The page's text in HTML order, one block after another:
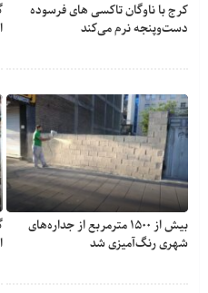
کرج با ناوگان تاکسی های فرسوده
دست‌وپنجه نرم می‌کند
بیش از ۱۵۰۰ مترمربع از جداره‌های
شهری رنگ‌آمیزی شد